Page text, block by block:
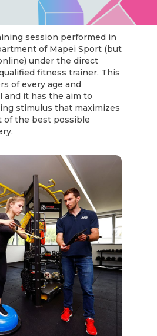
session performed in
of Mapei Sport (but
under the direct
fitness trainer. This
of every age and
and it has the aim to
stimulus that maximizes
of the best possible